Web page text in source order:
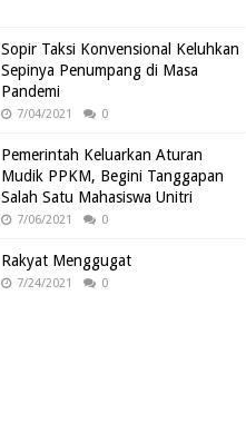
Sopir Taksi Konvensional Keluhkan
Sepinya Penumpang di Masa
Pandemi
7/04/2021 0
Pemerintah Keluarkan Aturan
Mudik PPKM, Begini Tanggapan
Salah Satu Mahasiswa Unitri
7/06/2021 0
Rakyat Menggugat
7/24/2021 0